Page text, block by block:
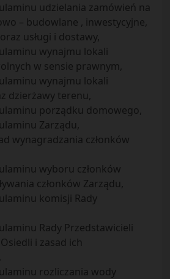
udzielania zamówień na
– budowlane , inwestycyjne,
usługi i dostawy,
wynajmu lokali
w sensie prawnym,
wynajmu lokali
dzierżawy terenu,
porządku domowego,
Zarządu,
wynagradzania członków
wyboru członków
członków Zarządu,
komisji Rady
Rady Przedstawicieli
i zasad ich
rozliczania wody